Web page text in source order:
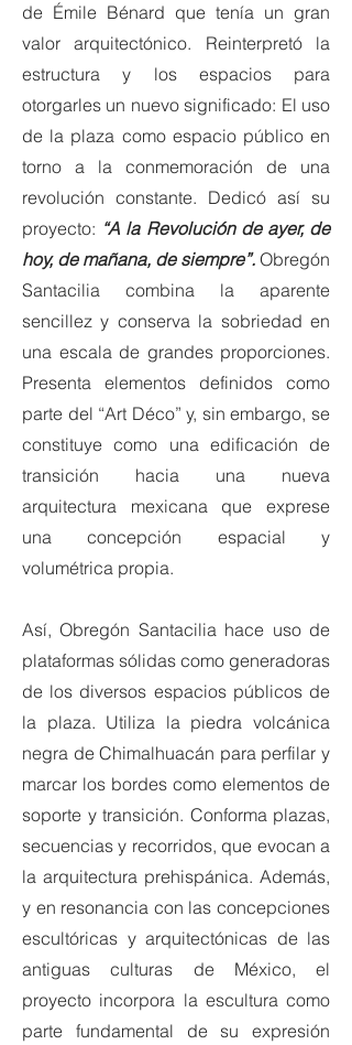
de Émile Bénard que tenía un gran
valor arquitectónico. Reinterpretó la
estructura y los espacios para
otorgarles un nuevo significado: El uso
de la plaza como espacio público en
torno a la conmemoración de una
revolución constante. Dedicó así su
proyecto: “A la Revolución de ayer, de
hoy, de mañana, de siempre”. Obregón
Santacilia combina la aparente
sencillez y conserva la sobriedad en
una escala de grandes proporciones.
Presenta elementos definidos como
parte del “Art Déco” y, sin embargo, se
constituye como una edificación de
transición hacia una nueva
arquitectura mexicana que exprese
una concepción espacial y
volumétrica propia.
Así, Obregón Santacilia hace uso de
plataformas sólidas como generadoras
de los diversos espacios públicos de
la plaza. Utiliza la piedra volcánica
negra de Chimalhuacán para perfilar y
marcar los bordes como elementos de
soporte y transición. Conforma plazas,
secuencias y recorridos, que evocan a
la arquitectura prehispánica. Además,
y en resonancia con las concepciones
escultóricas y arquitectónicas de las
antiguas culturas de México, el
proyecto incorpora la escultura como
parte fundamental de su expresión